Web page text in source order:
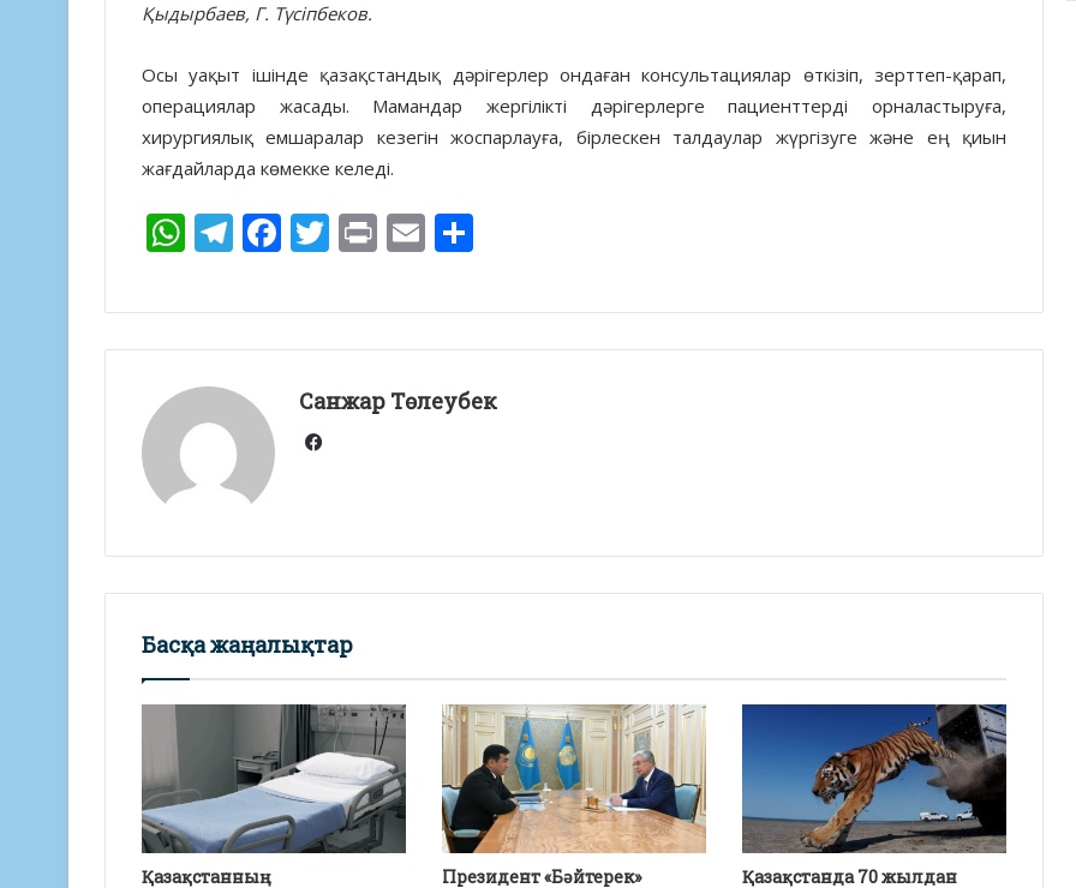
Қыдырбаев, Г. Түсіпбеков.
Осы уақыт ішінде қазақстандық дәрігерлер ондаған консультациялар өткізіп, зерттеп-қарап,
операциялар жасады. Мамандар жергілікті дәрігерлерге пациенттерді орналастыруға,
хирургиялық емшаралар кезегін жоспарлауға, бірлескен талдаулар жүргізуге және ең қиын
жағдайларда көмекке келеді.
W
at
s
A
p
p
T
e
gr
a
m
F
e
b
o
o
T
itt
er
Pr
t
E
ai
l
ar
e
Санжар Төлеубек
Facebook
Басқа жаңалықтар
Қазақстанның Президент «Бәйтерек» Қазақстанда 70 жылдан